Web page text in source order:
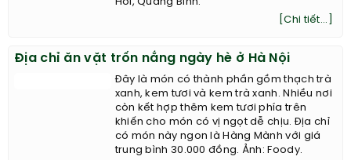
[Chi tiết...]
Địa chỉ ăn vặt trốn nắng ngày hè ở Hà Nội
Đây là món có thành phần gồm thạch trà
xanh, kem tươi và kem trà xanh. Nhiều nơi
còn kết hợp thêm kem tươi phía trên
khiến cho món có vị ngọt dễ chịu. Địa chỉ
có món này ngon là Hàng Mành với giá
trung bình 30.000 đồng. Ảnh: Foody.